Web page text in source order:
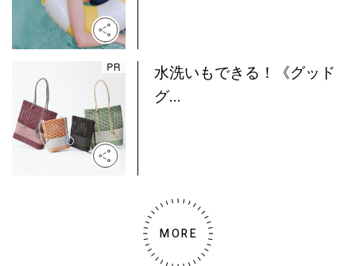
水洗いもできる！《グッド
グ...
MORE